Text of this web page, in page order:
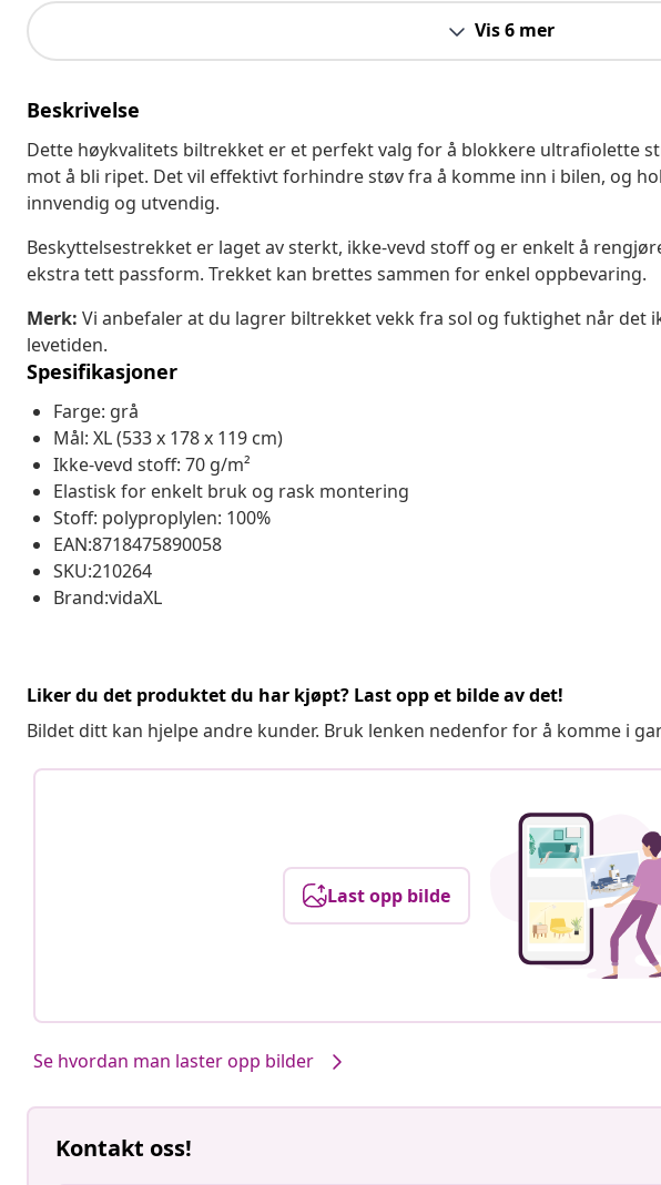
Vis 6 mer
Beskrivelse
Dette høykvalitets biltrekket er et perfekt valg for å blokkere ultrafiolette
mot å bli ripet. Det vil effektivt forhindre støv fra å komme inn i bilen, og
innvendig og utvendig.
Beskyttelsestrekket er laget av sterkt, ikke-vevd stoff og er enkelt å
ekstra tett passform. Trekket kan brettes sammen for enkel oppbevaring.
Merk: Vi anbefaler at du lagrer biltrekket vekk fra sol og fuktighet når det
levetiden.
Spesifikasjoner
Farge: grå
Mål: XL (533 x 178 x 119 cm)
Ikke-vevd stoff: 70 g/m²
Elastisk for enkelt bruk og rask montering
Stoff: polyproplylen: 100%
EAN:8718475890058
SKU:210264
Brand:vidaXL
Liker du det produktet du har kjøpt? Last opp et bilde av det!
Bildet ditt kan hjelpe andre kunder. Bruk lenken nedenfor for å komme i
Last opp bilde
Se hvordan man laster opp bilder
Kontakt oss!